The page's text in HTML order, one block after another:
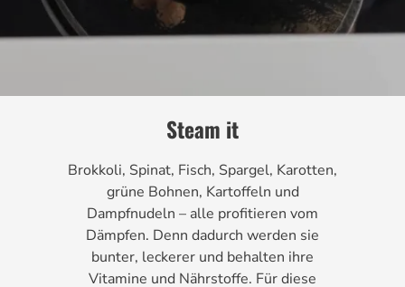
Steam it
Brokkoli, Spinat, Fisch, Spargel, Karotten,
grüne Bohnen, Kartoffeln und
Dampfnudeln – alle profitieren vom
Dämpfen. Denn dadurch werden sie
bunter, leckerer und behalten ihre
Vitamine und Nährstoffe. Für diese